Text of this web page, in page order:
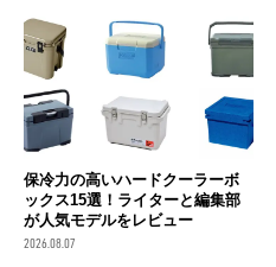
保冷力の高いハードクーラーボ
ックス15選！ライターと編集部
が人気モデルをレビュー
2026.08.07